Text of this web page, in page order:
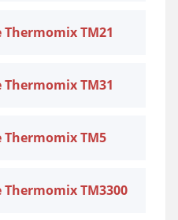
TM21
TM31
TM5
TM3300